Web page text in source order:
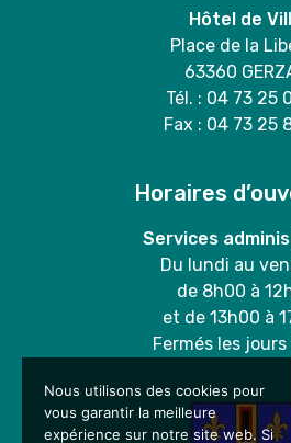
Hôtel de
Place de la
63360
Tél. : 04 73 25
Fax : 04 73 25
Horaires
Services
Du lundi au
de 8h00 à
et de 13h00 à
Fermés les
Nous utilisons des cookies pour
vous garantir la meilleure
expérience sur notre site web. Si